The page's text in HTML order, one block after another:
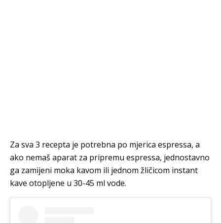
Za sva 3 recepta je potrebna po mjerica espressa, a
ako nemaš aparat za pripremu espressa, jednostavno
ga zamijeni moka kavom ili jednom žličicom instant
kave otopljene u 30-45 ml vode.